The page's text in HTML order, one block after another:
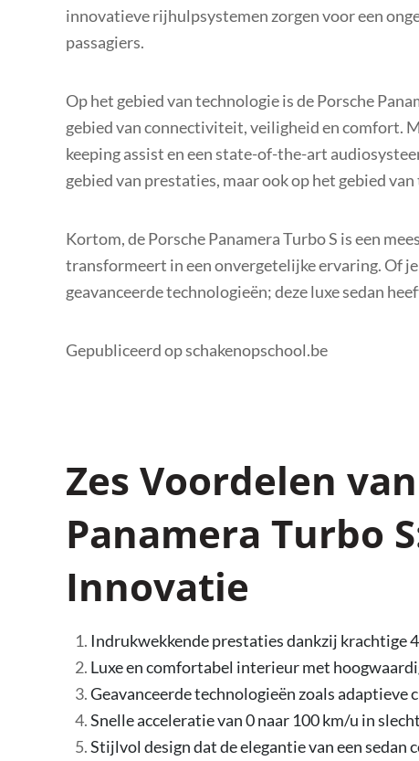
innovatieve rijhulpsystemen zorgen voor een
passagiers.
Op het gebied van technologie is de Porsche
gebied van connectiviteit, veiligheid en comfort.
keeping assist en een state-of-the-art
gebied van prestaties, maar ook op het gebied
Kortom, de Porsche Panamera Turbo S is een
transformeert in een onvergetelijke ervaring. Of
geavanceerde technologieën; deze luxe sedan
Gepubliceerd op schakenopschool.be
Zes Voordelen
Panamera Turbo
Innovatie
Indrukwekkende prestaties dankzij krachtige
Luxe en comfortabel interieur met
Geavanceerde technologieën zoals adaptieve
Snelle acceleratie van 0 naar 100 km/u in
Stijlvol design dat de elegantie van een